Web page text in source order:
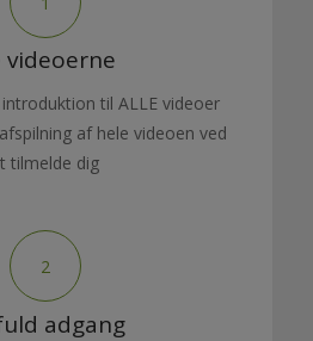
videoerne
til ALLE videoer
af hele videoen ved
tilmelde dig
2
adgang